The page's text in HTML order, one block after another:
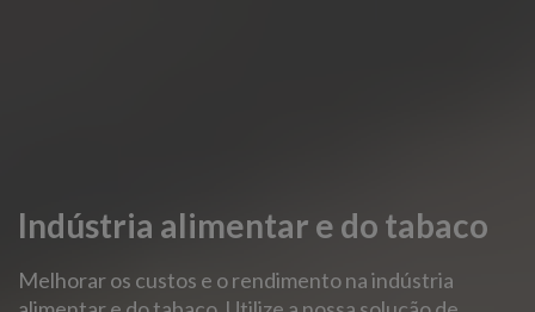
Indústria alimentar e do tabaco
Melhorar os custos e o rendimento na indústria